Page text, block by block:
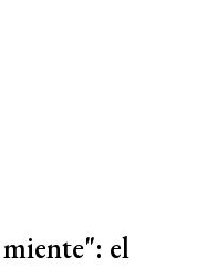
el